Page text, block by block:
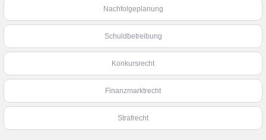
Nachfolgeplanung
Schuldbetreibung
Konkursrecht
Finanzmarktrecht
Strafrecht